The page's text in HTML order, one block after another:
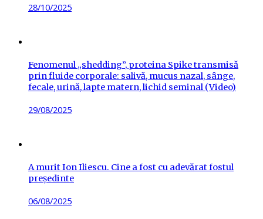
Posted
28/10/2025
Fenomenul „shedding”, proteina Spike transmisă
prin fluide corporale: salivă, mucus nazal, sânge,
fecale, urină, lapte matern, lichid seminal (Video)
Posted
29/08/2025
A murit Ion Iliescu. Cine a fost cu adevărat fostul
președinte
Posted
06/08/2025